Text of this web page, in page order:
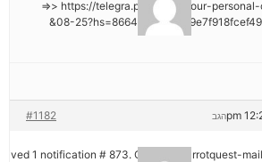
=>> https://telegra.ph/Go-to-your-
08-25?hs=8664c520642b9e7f918fcef491c8bf02&
#1182 הגב
1 notification # 873. Go > out.carrotquest-